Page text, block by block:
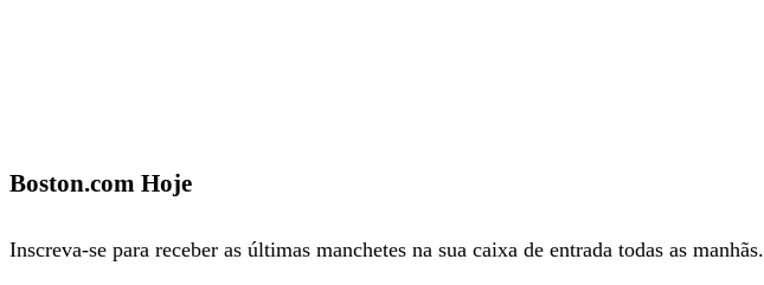
Boston.com Hoje
Inscreva-se para receber as últimas manchetes na sua caixa de entrada todas as manhãs.